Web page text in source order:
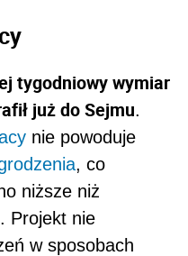
tygodniowy wymiar
już do Sejmu.
nie powoduje
, co
niższe niż
Projekt nie
w sposobach